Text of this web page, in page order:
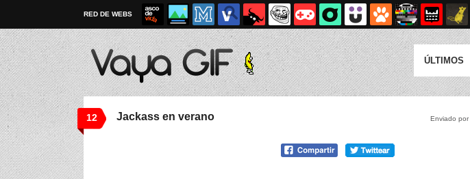
RED DE WEBS
ÚLTIMOS
12 Enviado por
Jackass en verano